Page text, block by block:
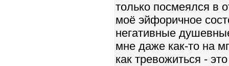
только посмеялся в
моё эйфоричное
негативные
мне даже как-то на
как тревожиться -